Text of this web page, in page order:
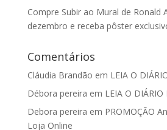
Compre Subir ao Mural de Ronald
dezembro e receba pôster
Comentários
Cláudia Brandão em LEIA O
Débora pereira em LEIA O DIÁRIO
Debora pereira em PROMOÇÃO
Loja Online